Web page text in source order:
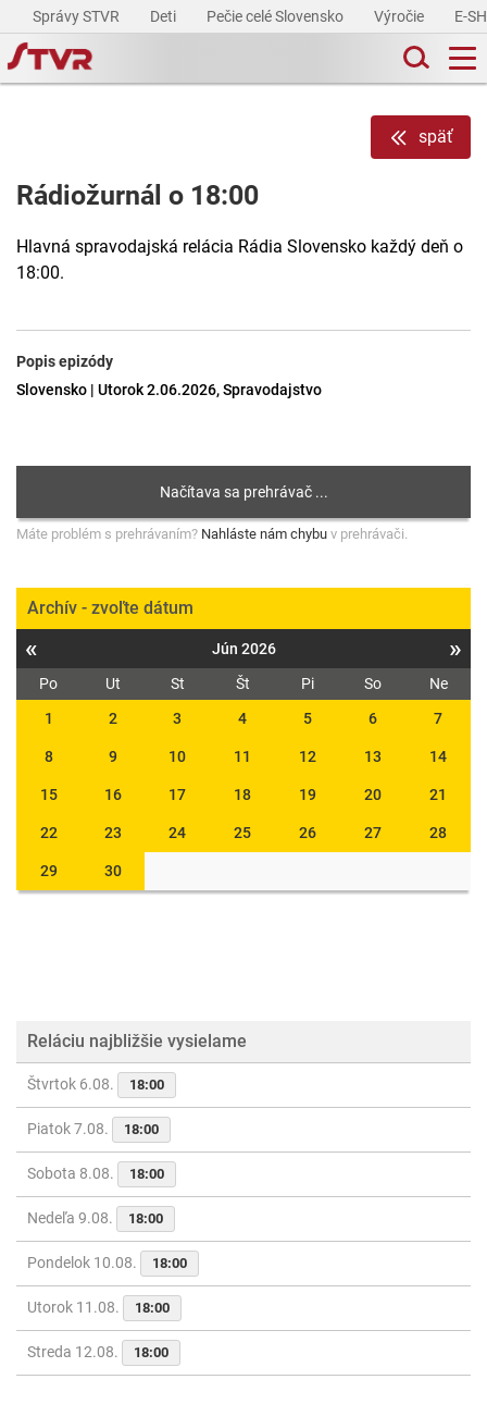
Správy STVR Deti Pečie celé Slovensko Výročie E-
späť
Rádiožurnál o 18:00
Hlavná spravodajská relácia Rádia Slovensko každý deň o
18:00.
Popis epizódy
Slovensko | Utorok 2.06.2026, Spravodajstvo
Máte problém s prehrávaním? Nahláste nám chybu v prehrávači.
Archív - zvoľte dátum
« Jún 2026 »
Po Ut St Št Pi So
Ne
1
2 3 4 5 6 7
8 9 10 11 12 13 14
15 16 17 18 19 20 21
22 23 24 25 26 27 28
29 30
Reláciu najbližšie vysielame
Štvrtok 6.08. 18:00
Piatok 7.08. 18:00
Sobota 8.08. 18:00
Nedeľa 9.08. 18:00
Pondelok 10.08. 18:00
Utorok 11.08. 18:00
Streda 12.08. 18:00